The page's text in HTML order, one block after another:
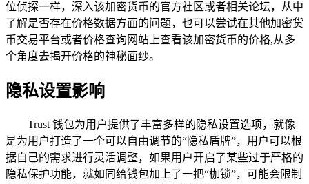
位侦探一样，深入该加密货币的官方社区或者相关论坛，从中
了解是否存在价格数据方面的问题，也可以尝试在其他加密货
币交易平台或者价格查询网站上查看该加密货币的价格,从多
个角度去揭开价格的神秘面纱。
隐私设置影响
Trust 钱包为用户提供了丰富多样的隐私设置选项，就像
是为用户打造了一个可以自由调节的“隐私盾牌”，用户可以根
据自己的需求进行灵活调整，如果用户开启了某些过于严格的
隐私保护功能，就如同给钱包加上了一把“枷锁”，可能会限制